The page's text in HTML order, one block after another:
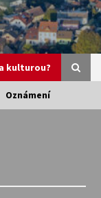
kulturou?
Oznámení